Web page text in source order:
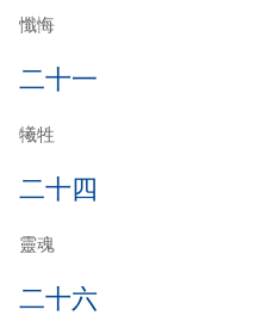
懺悔
二十一
犧牲
二十四
靈魂
二十六